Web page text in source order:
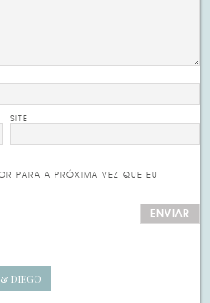
SITE
PARA A PRÓXIMA VEZ QUE EU
DIEGO